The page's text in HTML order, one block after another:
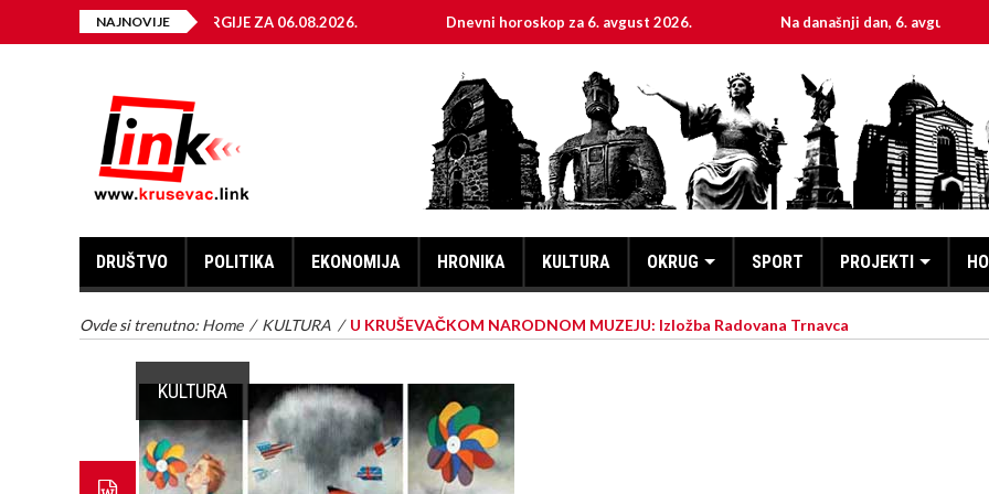
NAJNOVIJE
ELEKTRIČNE ENERGIJE ZA 06.08.2026. Dnevni horoskop za 6. avgust 2026. Na današnji dan, 6. avgust
DRUŠTVO POLITIKA EKONOMIJA HRONIKA KULTURA OKRUG SPORT PROJEKTI
Ovde si trenutno: Home / KULTURA / U KRUŠEVAČKOM NARODNOM MUZEJU: Izložba Radovana Trnavca
KULTURA